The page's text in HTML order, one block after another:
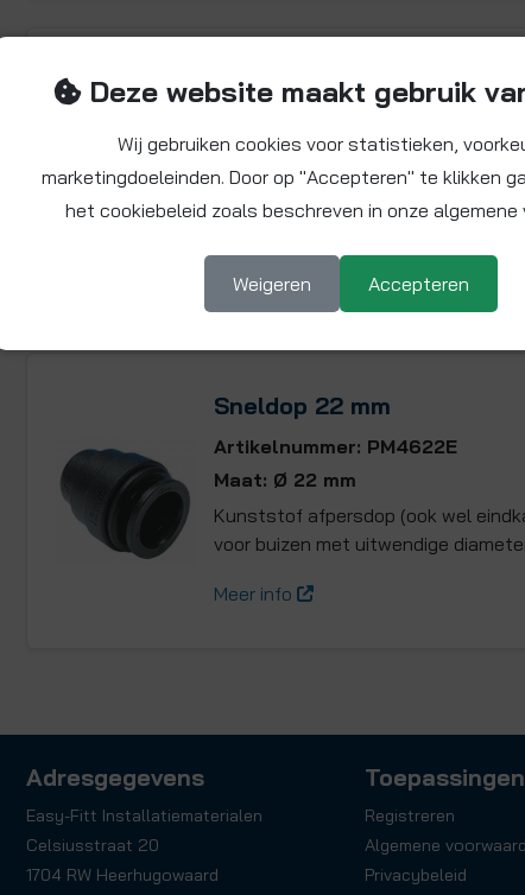
Sneldop 15 mm
Maat: Ø 15 mm
Kunststof afpersdop (ook wel
voor buizen met uitwendige
Sneldop 22 mm
Artikelnummer: PM4622E
Maat: Ø 22 mm
Kunststof afpersdop (ook wel
voor buizen met uitwendige
Meer info
Adresgegevens
Easy-Fitt Installatiematerialen
Celsiusstraat 20
1704 RW Heerhugowaard
Toepassingen
Registreren
Algemene
Privacybeleid
Deze website maakt gebruik
Wij gebruiken cookies voor statistieken,
marketingdoeleinden. Door op "Accepteren" te klikken
het cookiebeleid zoals beschreven in onze algemene
Weigeren Accepteren